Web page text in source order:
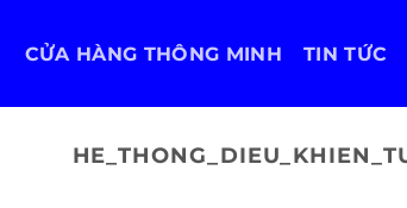
CỬA HÀNG THÔNG MINH TIN TỨC